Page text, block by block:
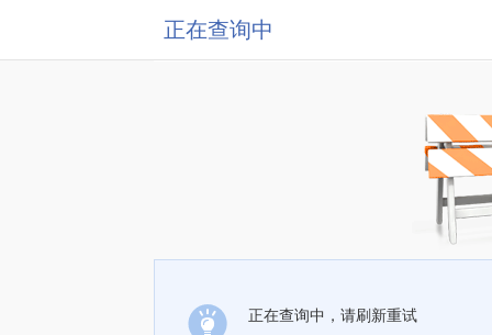
正在查询中
正在查询中，请刷新重试